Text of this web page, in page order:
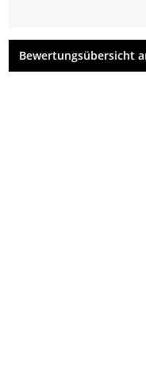
Bewertungsübersicht